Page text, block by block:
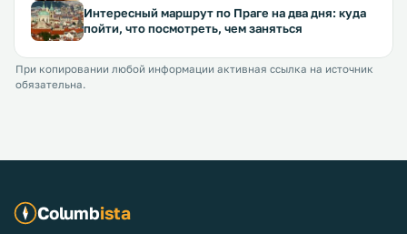
Интересный маршрут по Праге на два дня: куда
пойти, что посмотреть, чем заняться
При копировании любой информации активная ссылка на источник
обязательна.
Columbista